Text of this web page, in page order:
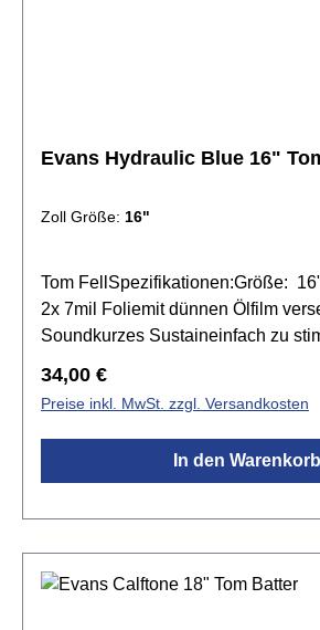
Evans Hydraulic
Zoll Größe: 16"
Tom FellSpezifikationen:Größe:
2x 7mil Foliemit dünnen Ölfilm
Soundkurzes Sustaineinfach zu
StudioFarbe: Blau
Regulärer Preis:
34,00 €
Preise inkl. MwSt. zzgl. Versandkosten
In den Warenkorb